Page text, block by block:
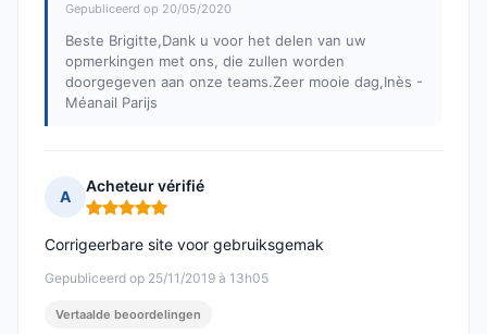
Gepubliceerd op 20/05/2020
Beste Brigitte,Dank u voor het delen van uw
opmerkingen met ons, die zullen worden
doorgegeven aan onze teams.Zeer mooie dag,Inès -
Méanail Parijs
A
Acheteur vérifié
Opmerking: 5 van 5
Gepubliceerd op 25/11/2019 à 13h05
Corrigeerbare site voor gebruiksgemak
Vertaalde beoordelingen